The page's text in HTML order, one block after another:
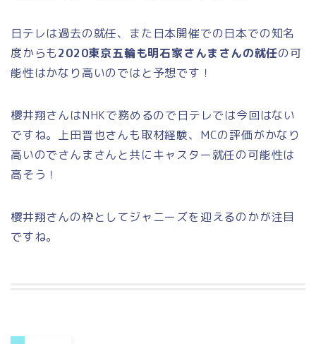
日テレは過去の就任、また日本開催での日本での知名
度からも2020東京五輪も明石家さんまさんの就任の可
能性はかなり高いのではと予想です！
櫻井翔さんはNHKで務めるので日テレでは今回はない
ですね。上田晋也さんも取材経験、MCの評価がかなり
高いのでさんまさんと共にキャスター就任の可能性は
高そう！
櫻井翔さんの枠としてジャニーズを迎えるのかが注目
ですね。